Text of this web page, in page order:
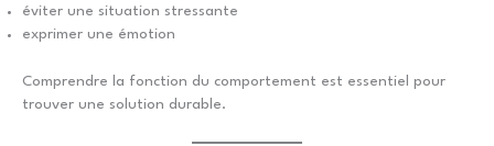
éviter une situation stressante
exprimer une émotion
Comprendre la fonction du comportement est essentiel pour
trouver une solution durable.